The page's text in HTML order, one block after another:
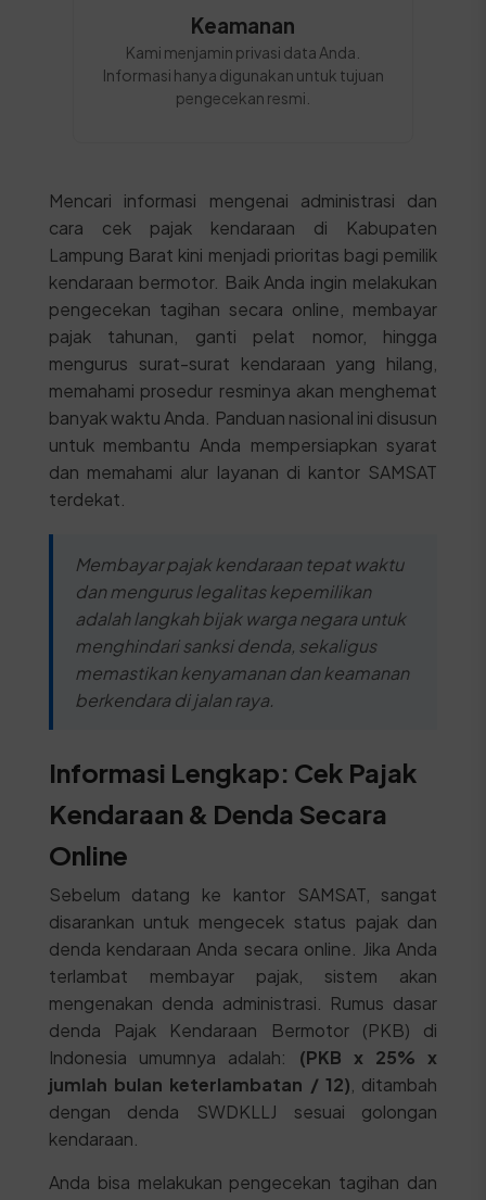
Keamanan
Kami menjamin privasi data Anda.
Informasi hanya digunakan untuk tujuan
pengecekan resmi.
Mencari informasi mengenai administrasi dan
cara cek pajak kendaraan di Kabupaten
Lampung Barat kini menjadi prioritas bagi pemilik
kendaraan bermotor. Baik Anda ingin melakukan
pengecekan tagihan secara online, membayar
pajak tahunan, ganti pelat nomor, hingga
mengurus surat-surat kendaraan yang hilang,
memahami prosedur resminya akan menghemat
banyak waktu Anda. Panduan nasional ini disusun
untuk membantu Anda mempersiapkan syarat
dan memahami alur layanan di kantor SAMSAT
terdekat.
Membayar pajak kendaraan tepat waktu
dan mengurus legalitas kepemilikan
adalah langkah bijak warga negara untuk
menghindari sanksi denda, sekaligus
memastikan kenyamanan dan keamanan
berkendara di jalan raya.
Informasi Lengkap: Cek Pajak
Kendaraan & Denda Secara
Online
Sebelum datang ke kantor SAMSAT, sangat
disarankan untuk mengecek status pajak dan
denda kendaraan Anda secara online. Jika Anda
terlambat membayar pajak, sistem akan
mengenakan denda administrasi. Rumus dasar
denda Pajak Kendaraan Bermotor (PKB) di
Indonesia umumnya adalah: (PKB x 25% x
jumlah bulan keterlambatan / 12) , ditambah
dengan denda SWDKLLJ sesuai golongan
kendaraan.
Anda bisa melakukan pengecekan tagihan dan